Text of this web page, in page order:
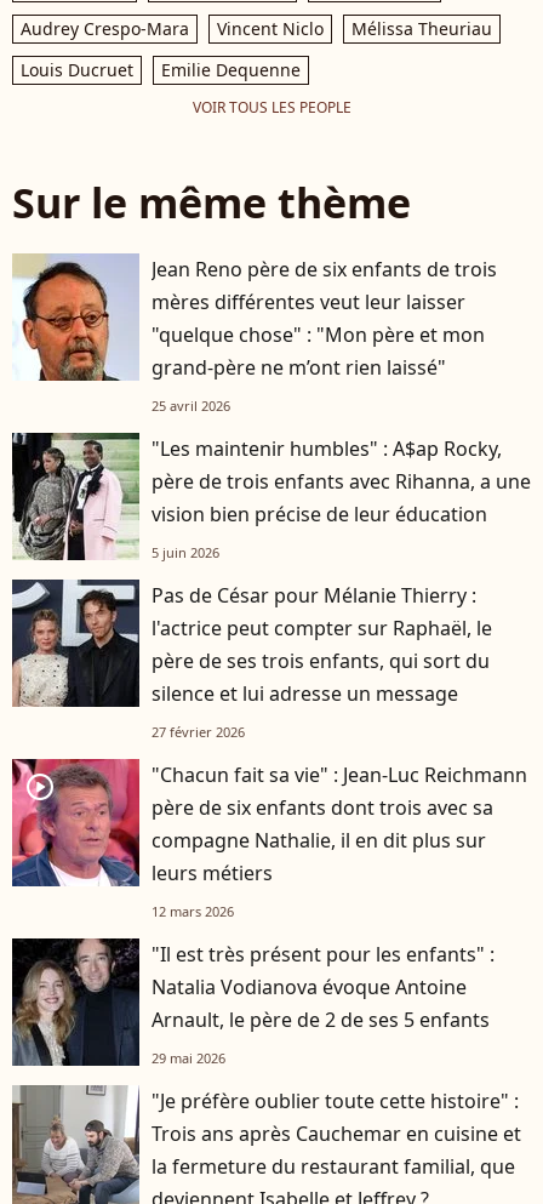
Audrey Crespo-Mara
Vincent Niclo
Mélissa Theuriau
Louis Ducruet
Emilie Dequenne
VOIR TOUS LES PEOPLE
Sur le même thème
Jean Reno père de six enfants de trois
mères différentes veut leur laisser
"quelque chose" : "Mon père et mon
grand-père ne m’ont rien laissé"
25 avril 2026
"Les maintenir humbles" : A$ap Rocky,
père de trois enfants avec Rihanna, a une
vision bien précise de leur éducation
5 juin 2026
Pas de César pour Mélanie Thierry :
l'actrice peut compter sur Raphaël, le
père de ses trois enfants, qui sort du
silence et lui adresse un message
27 février 2026
player2
"Chacun fait sa vie" : Jean-Luc Reichmann
père de six enfants dont trois avec sa
compagne Nathalie, il en dit plus sur
leurs métiers
12 mars 2026
"Il est très présent pour les enfants" :
Natalia Vodianova évoque Antoine
Arnault, le père de 2 de ses 5 enfants
29 mai 2026
"Je préfère oublier toute cette histoire" :
Trois ans après Cauchemar en cuisine et
la fermeture du restaurant familial, que